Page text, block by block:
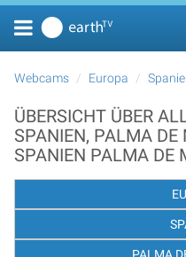
Webcams Europa
ÜBERSICHT ÜBER
SPANIEN, PALMA DE
SPANIEN PALMA DE